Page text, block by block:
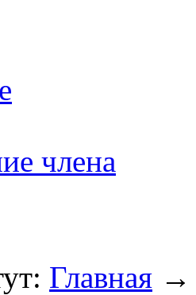
члена
Главная